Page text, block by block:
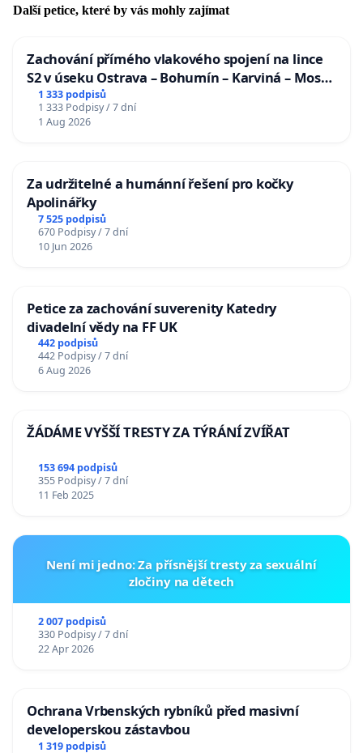
Další petice, které by vás mohly zajímat
Zachování přímého vlakového spojení na lince
S2 v úseku Ostrava – Bohumín – Karviná – Mosty
u Jablunkova
1 333 podpisů
1 333 Podpisy / 7 dní
1 Aug 2026
Za udržitelné a humánní řešení pro kočky
Apolinářky
7 525 podpisů
670 Podpisy / 7 dní
10 Jun 2026
Petice za zachování suverenity Katedry
divadelní vědy na FF UK
442 podpisů
442 Podpisy / 7 dní
6 Aug 2026
ŽÁDÁME VYŠŠÍ TRESTY ZA TÝRÁNÍ ZVÍŘAT
153 694 podpisů
355 Podpisy / 7 dní
11 Feb 2025
Není mi jedno: Za přísnější tresty za sexuální
zločiny na dětech
2 007 podpisů
330 Podpisy / 7 dní
22 Apr 2026
Ochrana Vrbenských rybníků před masivní
developerskou zástavbou
1 319 podpisů